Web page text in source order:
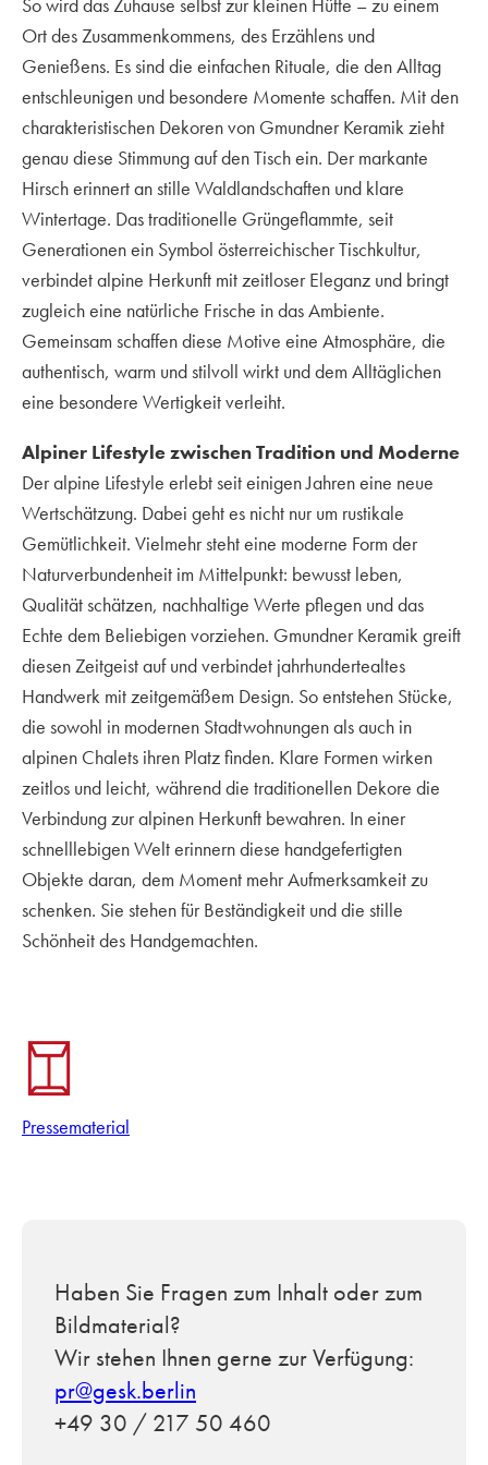
So wird das Zuhause selbst zur kleinen Hütte – zu einem
Ort des Zusammenkommens, des Erzählens und
Genießens. Es sind die einfachen Rituale, die den Alltag
entschleunigen und besondere Momente schaffen. Mit den
charakteristischen Dekoren von Gmundner Keramik zieht
genau diese Stimmung auf den Tisch ein. Der markante
Hirsch erinnert an stille Waldlandschaften und klare
Wintertage. Das traditionelle Grüngeflammte, seit
Generationen ein Symbol österreichischer Tischkultur,
verbindet alpine Herkunft mit zeitloser Eleganz und bringt
zugleich eine natürliche Frische in das Ambiente.
Gemeinsam schaffen diese Motive eine Atmosphäre, die
authentisch, warm und stilvoll wirkt und dem Alltäglichen
eine besondere Wertigkeit verleiht.
Alpiner Lifestyle zwischen Tradition und Moderne
Der alpine Lifestyle erlebt seit einigen Jahren eine neue
Wertschätzung. Dabei geht es nicht nur um rustikale
Gemütlichkeit. Vielmehr steht eine moderne Form der
Naturverbundenheit im Mittelpunkt: bewusst leben,
Qualität schätzen, nachhaltige Werte pflegen und das
Echte dem Beliebigen vorziehen. Gmundner Keramik greift
diesen Zeitgeist auf und verbindet jahrhundertealtes
Handwerk mit zeitgemäßem Design. So entstehen Stücke,
die sowohl in modernen Stadtwohnungen als auch in
alpinen Chalets ihren Platz finden. Klare Formen wirken
zeitlos und leicht, während die traditionellen Dekore die
Verbindung zur alpinen Herkunft bewahren. In einer
schnelllebigen Welt erinnern diese handgefertigten
Objekte daran, dem Moment mehr Aufmerksamkeit zu
schenken. Sie stehen für Beständigkeit und die stille
Schönheit des Handgemachten.
Pressematerial
Haben Sie Fragen zum Inhalt oder zum
Bildmaterial?
Wir stehen Ihnen gerne zur Verfügung:
pr@gesk.berlin
+49 30 / 217 50 460